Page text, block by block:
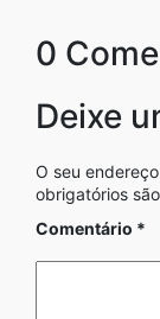
0
Deixe
O seu
obrigatórios
Comentário *